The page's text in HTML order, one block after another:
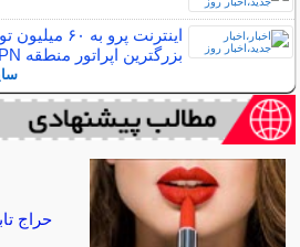
اینترنت‌ پرو
بزرگترین اپراتور منطقه VPN فروش می شود
حراج